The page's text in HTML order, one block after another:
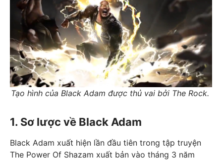
Tạo hình của Black Adam được thủ vai bởi The Rock.
1. Sơ lược về Black Adam
Black Adam xuất hiện lần đầu tiên trong tập truyện
The Power Of Shazam xuất bản vào tháng 3 năm